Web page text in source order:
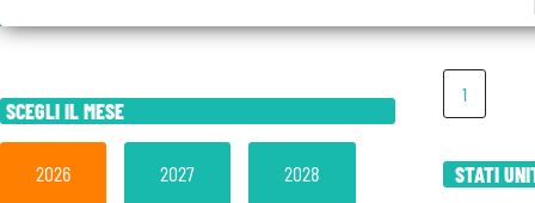
1
STATI
SCEGLI IL MESE
2026 2027 2028